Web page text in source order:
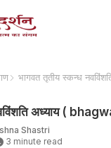
भागवत तृतीय स्कन्ध
अध्याय (
Shastri
3 minute read